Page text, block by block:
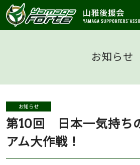
お知らせ
お知らせ
第10回 日本一気持ち
アム大作戦！